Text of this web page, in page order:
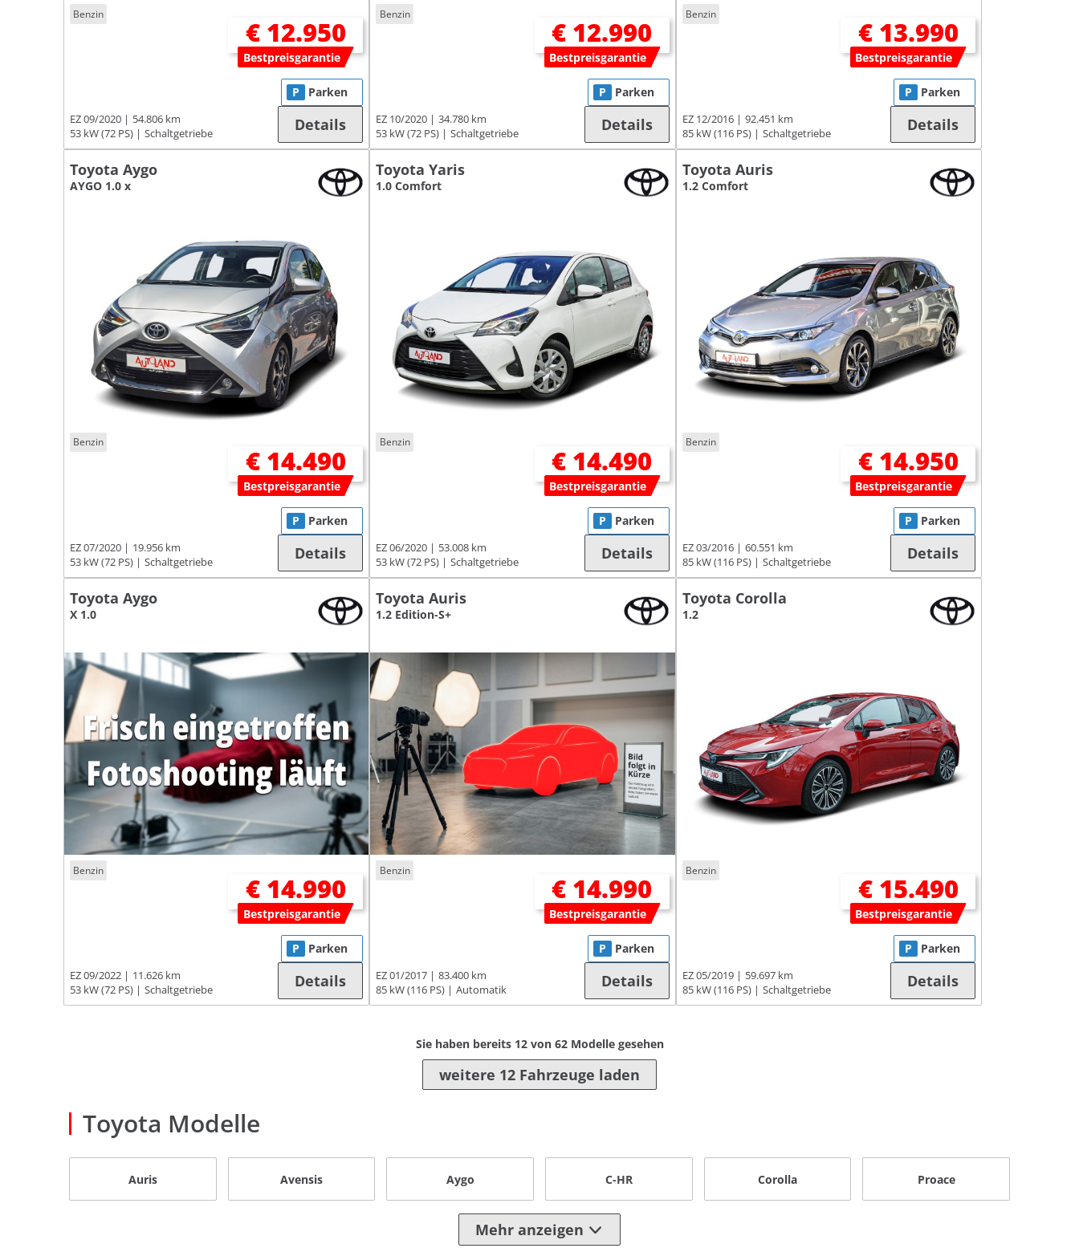
Benzin
€ 12.950
Bestpreisgarantie
EZ 09/2020
54.806 km
53 kW (72 PS)
Schaltgetriebe
P Parken
Details
Benzin
€ 12.990
Bestpreisgarantie
EZ 10/2020
34.780 km
53 kW (72 PS)
Schaltgetriebe
P Parken
Details
Benzin
€ 13.990
Bestpreisgarantie
EZ 12/2016
92.451 km
85 kW (116 PS)
Schaltgetriebe
P Parken
Details
Toyota Aygo
AYGO 1.0 x
Benzin
€ 14.490
Bestpreisgarantie
EZ 07/2020
19.956 km
53 kW (72 PS)
Schaltgetriebe
P Parken
Details
Toyota Yaris
1.0 Comfort
Benzin
€ 14.490
Bestpreisgarantie
EZ 06/2020
53.008 km
53 kW (72 PS)
Schaltgetriebe
P Parken
Details
Toyota Auris
1.2 Comfort
Benzin
€ 14.950
Bestpreisgarantie
EZ 03/2016
60.551 km
85 kW (116 PS)
Schaltgetriebe
P Parken
Details
Toyota Aygo
X 1.0
Benzin
€ 14.990
Bestpreisgarantie
EZ 09/2022
11.626 km
53 kW (72 PS)
Schaltgetriebe
P Parken
Details
Toyota Auris
1.2 Edition-S+
Benzin
€ 14.990
Bestpreisgarantie
EZ 01/2017
83.400 km
85 kW (116 PS)
Automatik
P Parken
Details
Toyota Corolla
1.2
Benzin
€ 15.490
Bestpreisgarantie
EZ 05/2019
59.697 km
85 kW (116 PS)
Schaltgetriebe
P Parken
Details
Sie haben bereits 12von 62Modelle gesehen
weitere 12 Fahrzeuge laden
Toyota Modelle
Auris Avensis Aygo C-HR Corolla Proace
Mehr anzeigen